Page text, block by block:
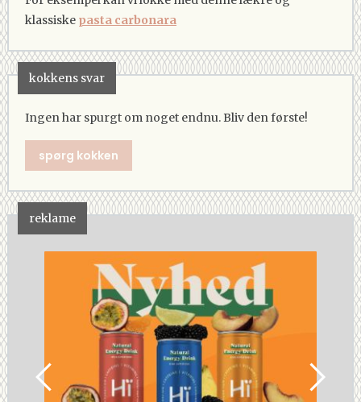
klassiske pasta carbonara
kokkens svar
Ingen har spurgt om noget endnu. Bliv den første!
spørg kokken
reklame